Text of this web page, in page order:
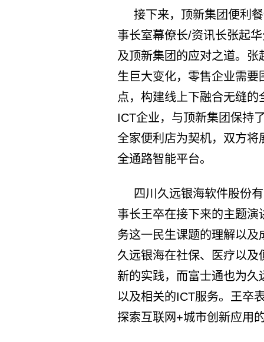
接下来，顶新集团便利
事长室幕僚长/资讯长张起
及顶新集团的应对之道。
生巨大变化，零售企业需
点，构建线上下融合无缝
ICT企业，与顶新集团保持
全家便利店为契机，双方
全通路智能平台。
四川久远银海软件股份
事长王卒在接下来的主题
务这一民生课题的理解以及
久远银海在社保、医疗以
新的实践，而富士通也为
以及相关的ICT服务。王卒
探索互联网+城市创新应用